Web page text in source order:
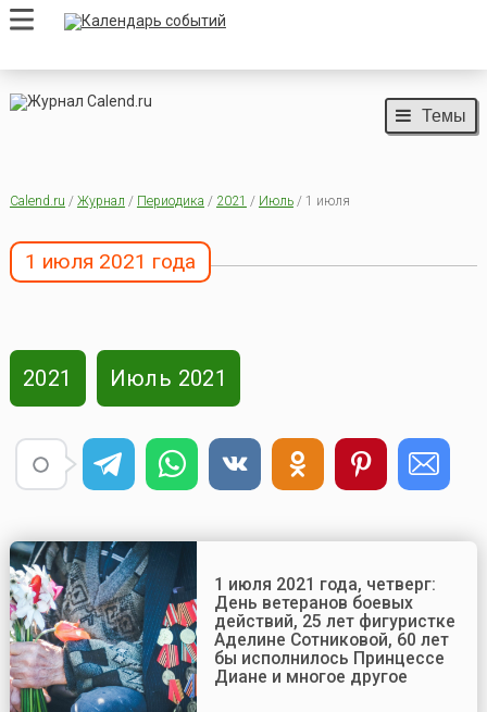
Темы
Calend.ru / Журнал / Периодика / 2021 / Июль/ 1 июля
1 июля 2021 года
2021 Июль 2021
1 июля 2021 года, четверг:
День ветеранов боевых
действий, 25 лет фигуристке
Аделине Сотниковой, 60 лет
бы исполнилось Принцессе
Диане и многое другое